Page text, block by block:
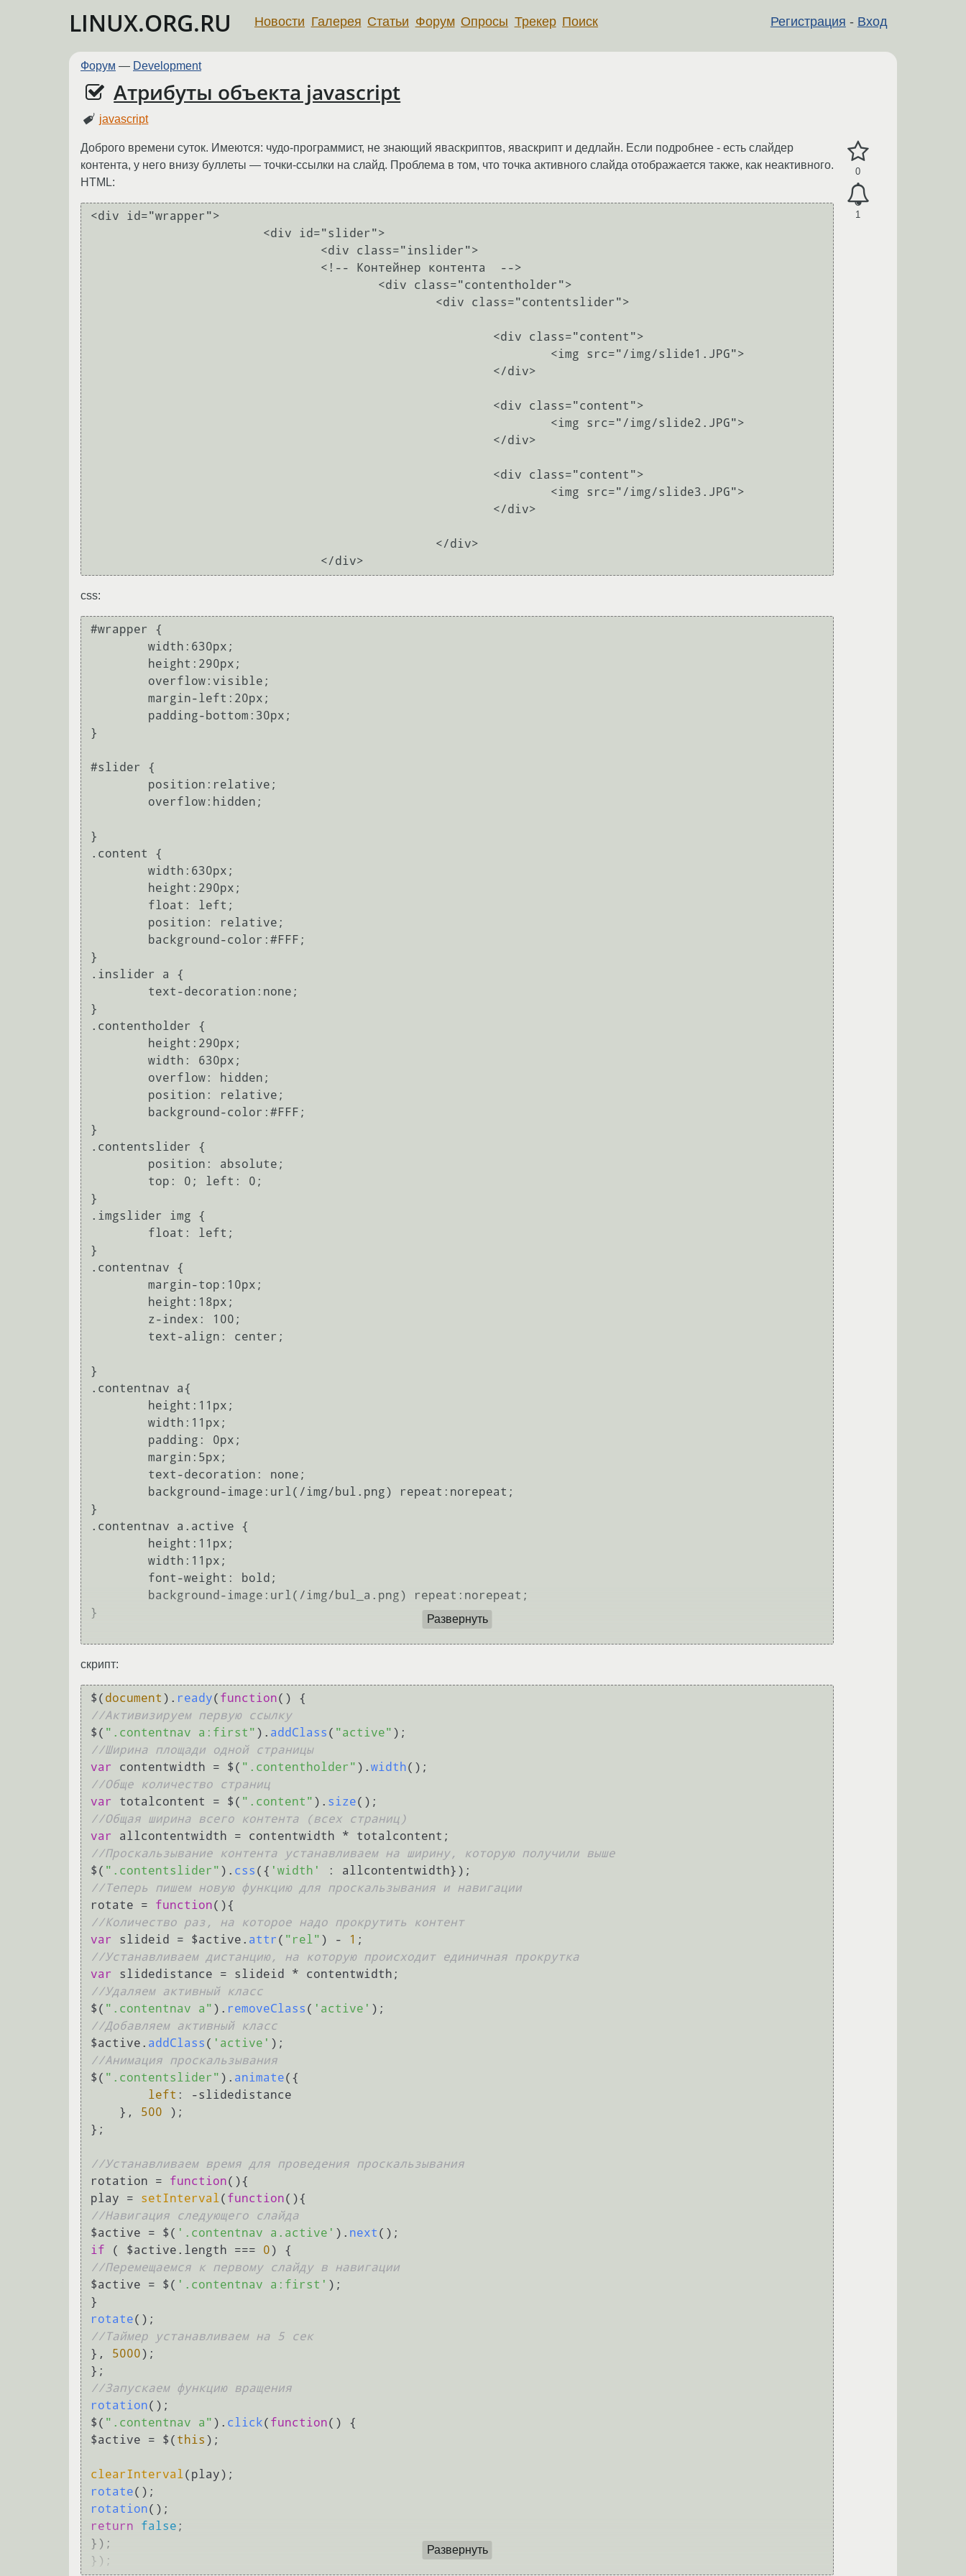
LINUX.ORG.RU Регистрация - Вход
Новости Галерея Статьи Форум Опросы Трекер Поиск
Форум — Development
Атрибуты объекта javascript
javascript
0
1
Доброго времени суток. Имеются: чудо-программист, не знающий яваскриптов, яваскрипт и дедлайн. Если подробнее - есть слайдер
контента, у него внизу буллеты — точки-ссылки на слайд. Проблема в том, что точка активного слайда отображается также, как неактивного.
HTML:
<div id="wrapper">
css:
#wrapper {
}
#slider {
}
.content {
}
.inslider a {
}
.contentholder {
}
.contentslider {
}
.imgslider img {
}
.contentnav {
}
.contentnav a{
}
.contentnav a.active {
}
Развернуть
скрипт:
$( document ). ready( function(
//Активизируем первую ссылку
$( ".contentnav a:first" ). addClass ( "active"
//Ширина площади одной страницы
var
contentwidth = $( ".contentholder" ). width
//Обще количество страниц
var
totalcontent = $( ".content" ). size
//Общая ширина всего контента (всех страниц)
var
//Проскальзывание контента устанавливаем на ширину, которую получили выше
$( ".contentslider" ). css ({ 'width'
//Теперь пишем новую функцию для проскальзывания и навигации
rotate = function(
//Количество раз, на которое надо прокрутить контент
var
slideid = $active. attr ( "rel" ) - 1
//Устанавливаем дистанцию, на которую происходит единичная прокрутка
var
//Удаляем активный класс
$( ".contentnav a" ). removeClass ( 'active'
//Добавляем активный класс
$active. addClass ( 'active'
//Анимация проскальзывания
$( ".contentslider" ). animate({
left : -slidedistance
    },
500 );
};
//Устанавливаем время для проведения проскальзывания
rotation = function( ){
play = setInterval( function(
//Навигация следующего слайда
$active = $( '.contentnav a.active' ). next
if ( $active. length === 0
//Перемещаемся к первому слайду в навигации
$active = $( '.contentnav a:first' );
rotate
//Таймер устанавливаем на 5 сек
}, 5000);
//Запускаем функцию вращения
rotation();
$( ".contentnav a" ). click( function( ) {
$active = $( this );
clearInterval
rotate
rotation
return
false ;
});
Развернуть